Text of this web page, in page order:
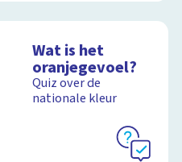
Wat is het
oranjegevoel?
Quiz over de
nationale kleur